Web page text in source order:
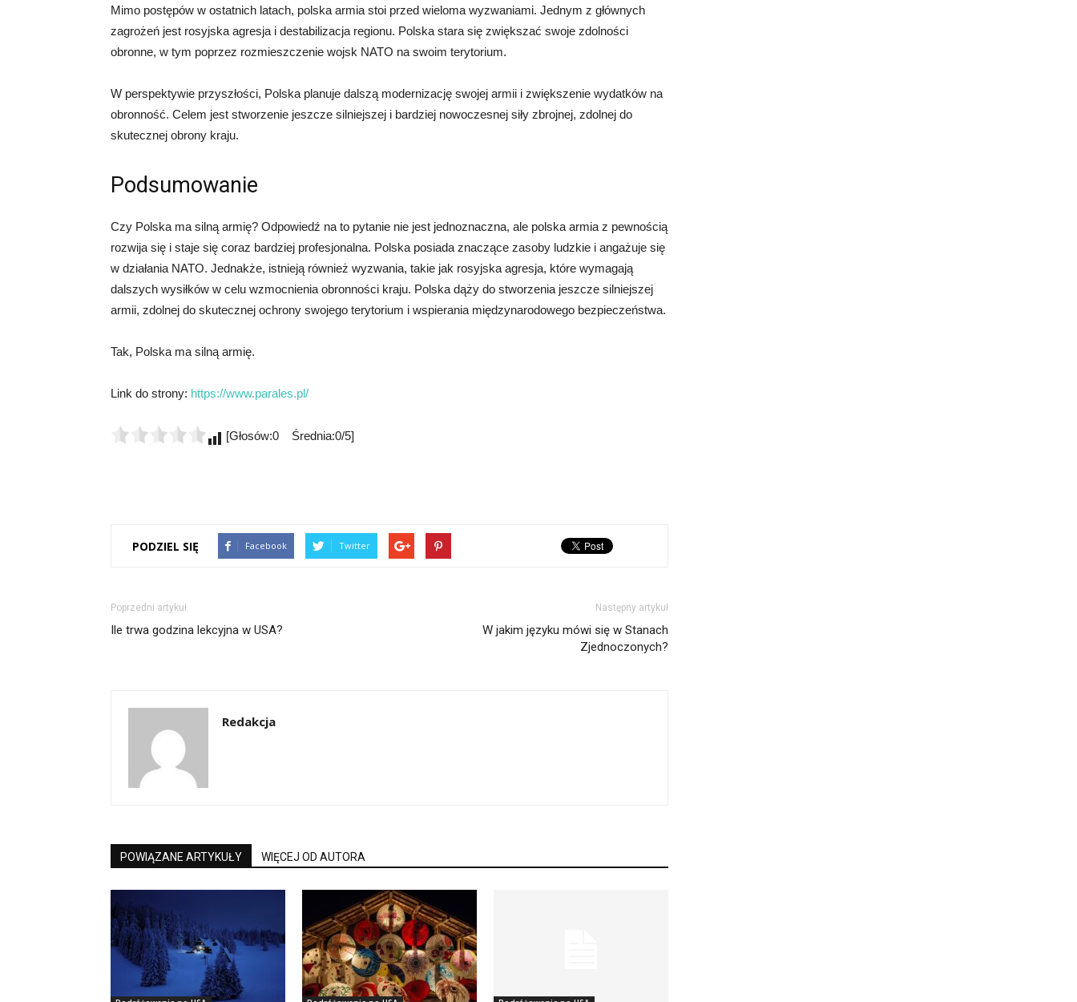
Mimo postępów w ostatnich latach, polska armia stoi przed wieloma wyzwaniami. Jednym z głównych
zagrożeń jest rosyjska agresja i destabilizacja regionu. Polska stara się zwiększać swoje zdolności
obronne, w tym poprzez rozmieszczenie wojsk NATO na swoim terytorium.
W perspektywie przyszłości, Polska planuje dalszą modernizację swojej armii i zwiększenie wydatków na
obronność. Celem jest stworzenie jeszcze silniejszej i bardziej nowoczesnej siły zbrojnej, zdolnej do
skutecznej obrony kraju.
Podsumowanie
Czy Polska ma silną armię? Odpowiedź na to pytanie nie jest jednoznaczna, ale polska armia z pewnością
rozwija się i staje się coraz bardziej profesjonalna. Polska posiada znaczące zasoby ludzkie i angażuje się
w działania NATO. Jednakże, istnieją również wyzwania, takie jak rosyjska agresja, które wymagają
dalszych wysiłków w celu wzmocnienia obronności kraju. Polska dąży do stworzenia jeszcze silniejszej
armii, zdolnej do skutecznej ochrony swojego terytorium i wspierania międzynarodowego bezpieczeństwa.
Tak, Polska ma silną armię.
Link do strony: https://www.parales.pl/
[Głosów:0 Średnia:0/5]
PODZIEL SIĘ Facebook Twitter
Poprzedni artykuł
Ile trwa godzina lekcyjna w USA?
Następny artykuł
W jakim języku mówi się w Stanach
Zjednoczonych?
Redakcja
POWIĄZANE ARTYKUŁY WIĘCEJ OD AUTORA